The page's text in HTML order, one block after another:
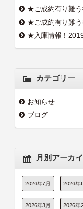
★ご成約有り難う
★ご成約有り難う
★入庫情報！
カテゴリー
お知らせ
ブログ
月別アーカ
2026年7月 2026年
2026年3月 2026年